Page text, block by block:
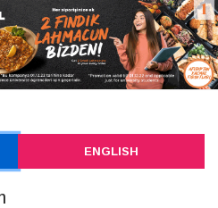
ENGLISH